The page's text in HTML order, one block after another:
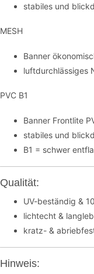
stabiles und
MESH
Banner
luftdurchlässiges
PVC B1
Banner Frontlite
stabiles und
B1 = schwer
Qualität:
UV-beständig &
lichtecht &
kratz- &
Hinweis: